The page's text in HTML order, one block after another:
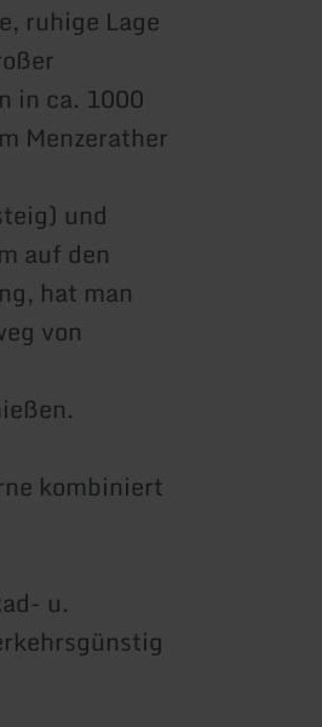
ruhige Lage
in ca. 1000
Menzerather
und
auf den
hat man
von
kombiniert
u.